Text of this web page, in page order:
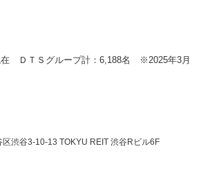
ＤＴＳグループ計：6,188名 ※2025年3月
渋谷3-10-13 TOKYU REIT 渋谷Rビル6F